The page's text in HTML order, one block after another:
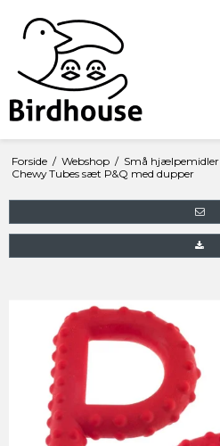
Forside / Webshop / Små hjælpemidler
Chewy Tubes sæt P&Q med dupper